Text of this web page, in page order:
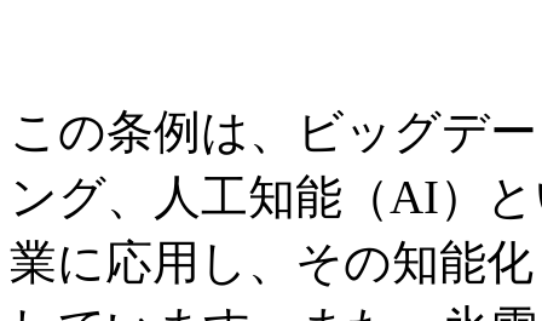
この条例は、ビッグデ
ング、人工知能（AI）
業に応用し、その知能